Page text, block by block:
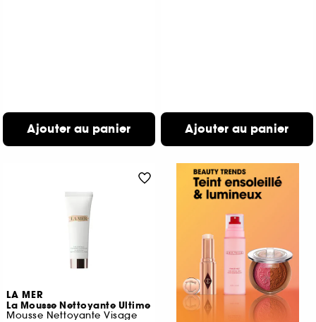
Ajouter au panier Ajouter au panier
LA MER
La Mousse Nettoyante Ultime
Mousse Nettoyante Visage